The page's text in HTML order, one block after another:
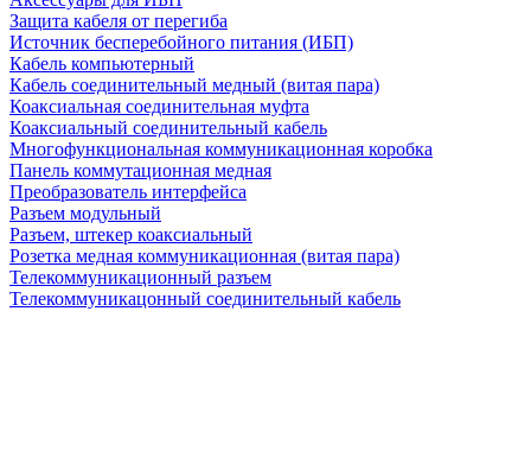
Защита кабеля от перегиба
Источник бесперебойного питания (ИБП)
Кабель компьютерный
Кабель соединительный медный (витая пара)
Коаксиальная соединительная муфта
Коаксиальный соединительный кабель
Многофункциональная коммуникационная коробка
Панель коммутационная медная
Преобразователь интерфейса
Разъем модульный
Разъем, штекер коаксиальный
Розетка медная коммуникационная (витая пара)
Телекоммуникационный разъем
Телекоммуникацонный соединительный кабель